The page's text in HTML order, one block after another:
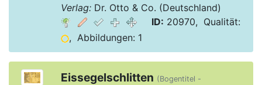
Verlag:Dr. Otto & Co. (Deutschland)
ID: 20970, Qualität:
, Abbildungen: 1
Eissegelschlitten (Bogentitel -